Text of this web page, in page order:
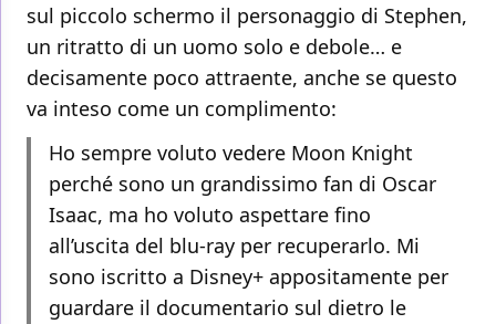
sul piccolo schermo il personaggio di Stephen,
un ritratto di un uomo solo e debole… e
decisamente poco attraente, anche se questo
va inteso come un complimento:
Ho sempre voluto vedere Moon Knight
perché sono un grandissimo fan di Oscar
Isaac, ma ho voluto aspettare fino
all’uscita del blu-ray per recuperarlo. Mi
sono iscritto a Disney+ appositamente per
guardare il documentario sul dietro le